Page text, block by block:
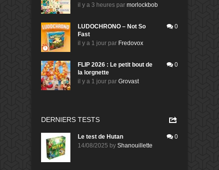
il y a 3 heures par morlockbob
LUDOCHRONO – Not So
Fast
il y a 1 jour par Fredovox
0
FLIP 2026 : Le petit bout de
la lorgnette
il y a 1 jour par Grovast
0
DERNIERS TESTS
Le test de Hutan
14/08/2025 by Shanouillette
0